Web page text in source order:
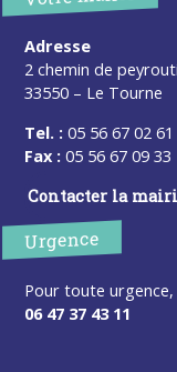
Adresse
2 chemin de
33550 – Le Tourne
Tel. : 05 56 67 02 61
Fax : 05 56 67 09 33
Contacter la
Urgence
Pour toute
06 47 37 43 11